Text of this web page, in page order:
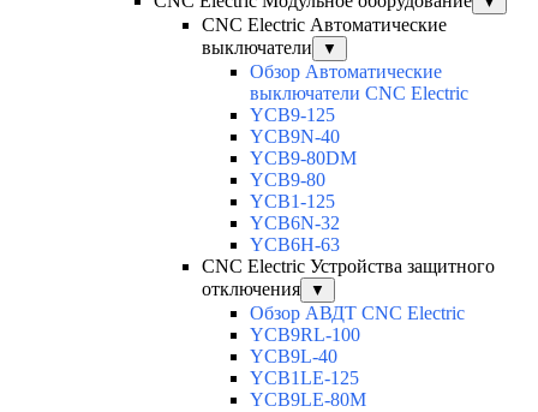
CNC Electric Автоматические
выключатели
▼
Обзор Автоматические
выключатели CNC Electric
YCB9-125
YCB9N-40
YCB9-80DM
YCB9-80
YCB1-125
YCB6N-32
YCB6H-63
CNC Electric Устройства защитного
отключения
▼
Обзор АВДТ CNC Electric
YCB9RL-100
YCB9L-40
YCB1LE-125
YCB9LE-80M